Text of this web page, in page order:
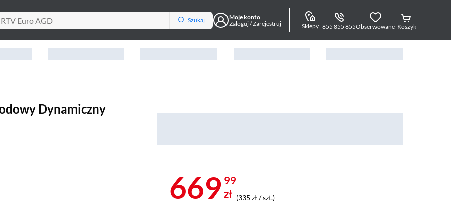
Szukaj
Moje konto
Zaloguj / Zarejestruj
Sklepy 855 855 855Obserwowane Koszyk
Dynamiczny
669 99
zł (335 zł / szt.)